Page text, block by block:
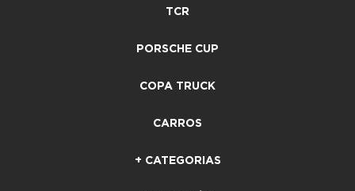
TCR
PORSCHE CUP
COPA TRUCK
CARROS
+ CATEGORIAS